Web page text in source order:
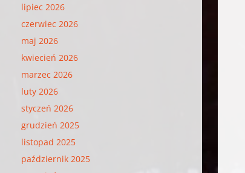
lipiec 2026
czerwiec 2026
maj 2026
kwiecień 2026
marzec 2026
luty 2026
styczeń 2026
grudzień 2025
listopad 2025
październik 2025